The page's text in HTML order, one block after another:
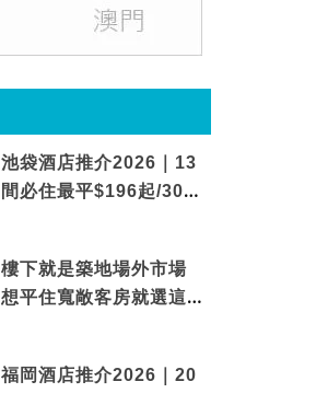
池袋酒店推介2026｜13
間必住最平$196起/30秒
樓下就是築地場外市場
想平住寬敞客房就選這間
福岡酒店推介2026｜20